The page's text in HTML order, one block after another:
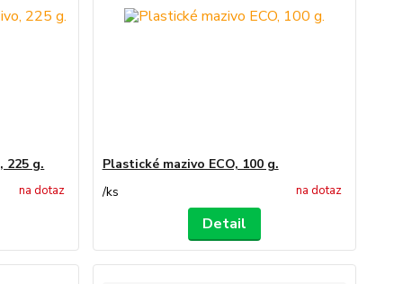
225 g.
na dotaz
Plastické mazivo ECO, 100 g.
/ks na dotaz
Detail